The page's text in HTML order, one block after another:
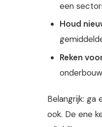
een
Houd
Reken
Belangrijk:
ook. De ene